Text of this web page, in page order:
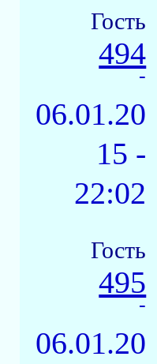
Гость
494
-
06.01.20
15 -
22:02
Гость
495
-
06.01.20